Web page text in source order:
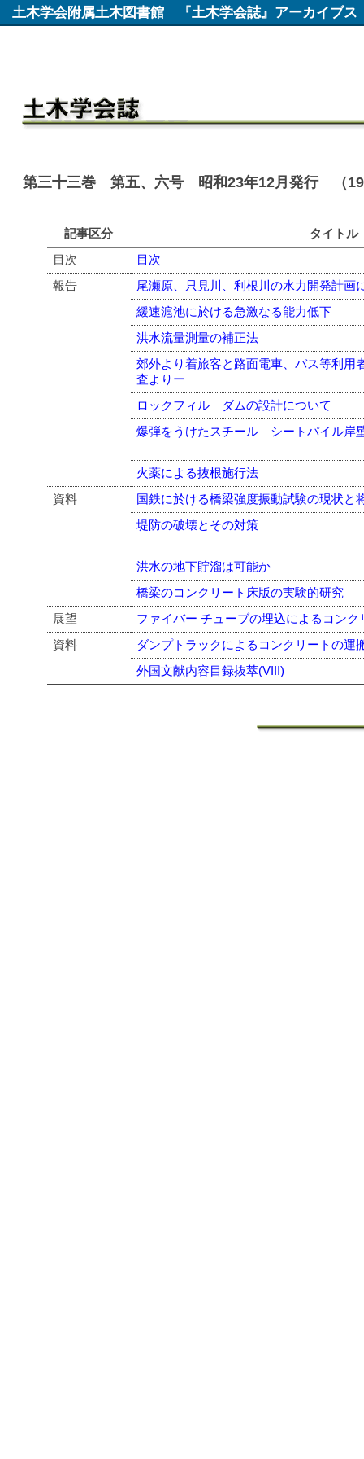
土木学会附属土木図書館 『土木学会誌』アーカイブス
第三十三巻 第五、六号 昭和23年12月発行 （
記事区分
タイトル
目次
目次
報告
尾瀬原、只見川、利根川の水力開発計画
緩速滬池に於ける急激なる能力低下
洪水流量測量の補正法
郊外より着旅客と路面電車、バス等利用
査よりー
ロックフィル ダムの設計について
爆弾をうけたスチール シートパイル岸
火薬による抜根施行法
資料
国鉄に於ける橋梁強度振動試験の現状と
堤防の破壊とその対策
洪水の地下貯溜は可能か
橋梁のコンクリート床版の実験的研究
展望
ファイバー チューブの埋込によるコン
資料
ダンプトラックによるコンクリートの運
外国文献内容目録抜萃(VIII)